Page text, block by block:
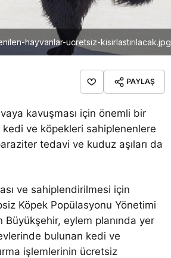
hayvanlar-ucretsiz-kisirlastirilacak.jpg
PAYLAŞ
kavuşması için önemli bir
kedi ve köpekleri sahiplenenlere
tedavi ve kuduz aşıları da
ve sahiplendirilmesi için
Köpek Popülasyonu Yönetimi
Büyükşehir, eylem planında yer
bulunan kedi ve
işlemlerinin ücretsiz